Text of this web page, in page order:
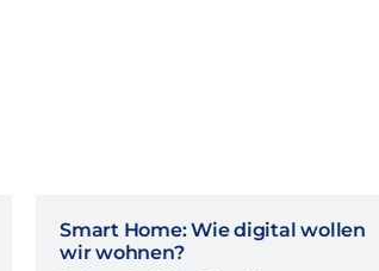
Smart Home: Wie digital wollen
wir wohnen?